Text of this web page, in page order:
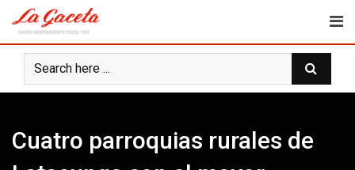
content
Cuatro parroquias rurales de